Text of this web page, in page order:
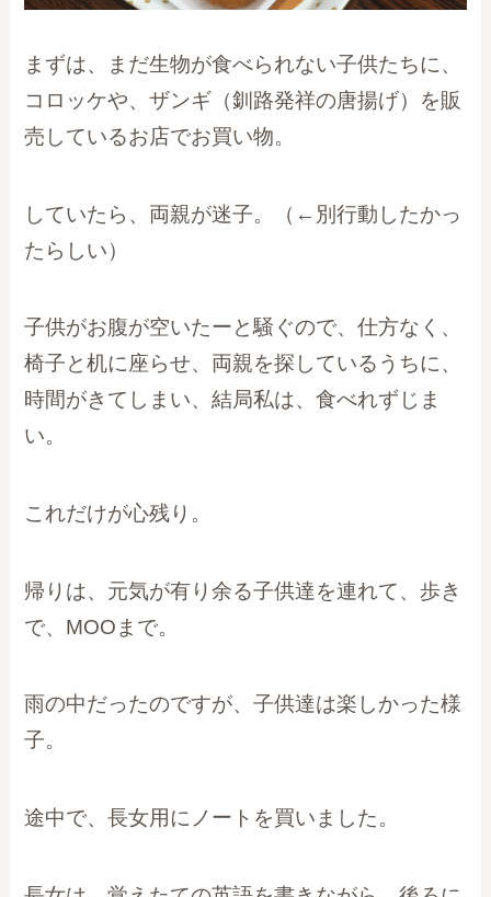
まずは、まだ生物が食べられない子供たちに、
コロッケや、ザンギ（釧路発祥の唐揚げ）を販
売しているお店でお買い物。
していたら、両親が迷子。（←別行動したかっ
たらしい）
子供がお腹が空いたーと騒ぐので、仕方なく、
椅子と机に座らせ、両親を探しているうちに、
時間がきてしまい、結局私は、食べれずじま
い。
これだけが心残り。
帰りは、元気が有り余る子供達を連れて、歩き
で、MOOまで。
雨の中だったのですが、子供達は楽しかった様
子。
途中で、長女用にノートを買いました。